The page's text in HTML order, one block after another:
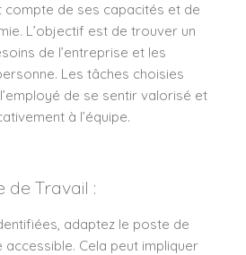
compte de ses capacités et de
L’objectif est de trouver un
de l’entreprise et les
Les tâches choisies
de se sentir valorisé et
à l’équipe.
de Travail :
adaptez le poste de
Cela peut impliquer